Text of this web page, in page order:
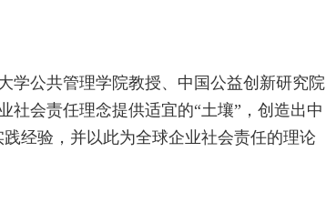
学公共管理学院教授、中国公益创新研究院
社会责任理念提供适宜的“土壤”，创造出中
经验，并以此为全球企业社会责任的理论